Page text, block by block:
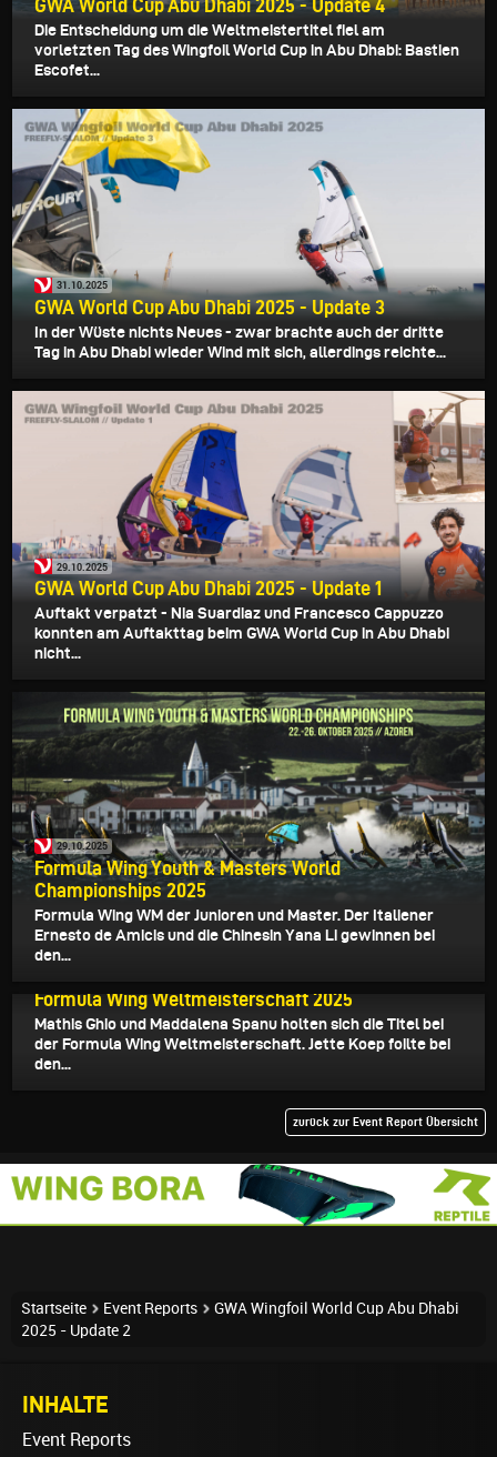
GWA World Cup Abu Dhabi 2025 - Update 4
Die Entscheidung um die Weltmeistertitel fiel am
vorletzten Tag des Wingfoil World Cup in Abu Dhabi: Bastien
Escofet...
31.10.2025
GWA World Cup Abu Dhabi 2025 - Update 3
In der Wüste nichts Neues - zwar brachte auch der dritte
Tag in Abu Dhabi wieder Wind mit sich, allerdings reichte...
29.10.2025
GWA World Cup Abu Dhabi 2025 - Update 1
Auftakt verpatzt - Nia Suardiaz und Francesco Cappuzzo
konnten am Auftakttag beim GWA World Cup in Abu Dhabi
nicht...
29.10.2025
Formula Wing Youth & Masters World
Championships 2025
Formula Wing WM der Junioren und Master. Der Italiener
Ernesto de Amicis und die Chinesin Yana Li gewinnen bei
den...
Formula Wing Weltmeisterschaft 2025
Mathis Ghio und Maddalena Spanu holten sich die Titel bei
der Formula Wing Weltmeisterschaft. Jette Koep foilte bei
den...
zurück zur Event Report Übersicht
Startseite Event Reports
GWA Wingfoil World Cup Abu Dhabi
2025 - Update 2
INHALTE
Event Reports